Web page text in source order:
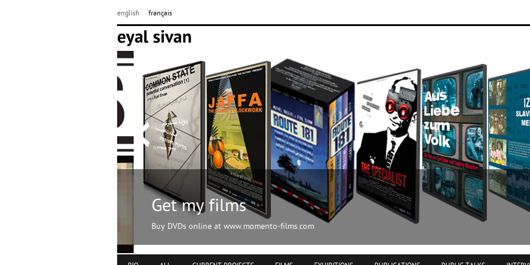
english français
Get my films
Buy DVDs online at www.momento-films.com